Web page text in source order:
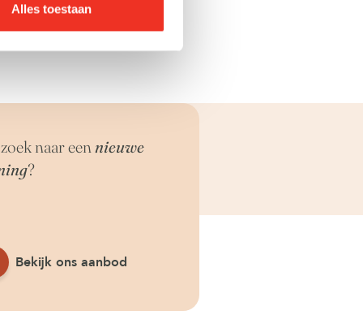
Alles toestaan
naar eennieuwe
?
Bekijk ons aanbod